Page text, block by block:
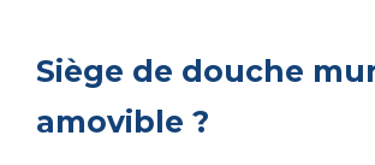
Siège de douche
amovible ?